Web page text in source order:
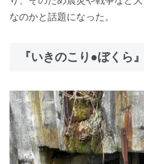
なのかと話題になった。
『いきのこり●ぼくら